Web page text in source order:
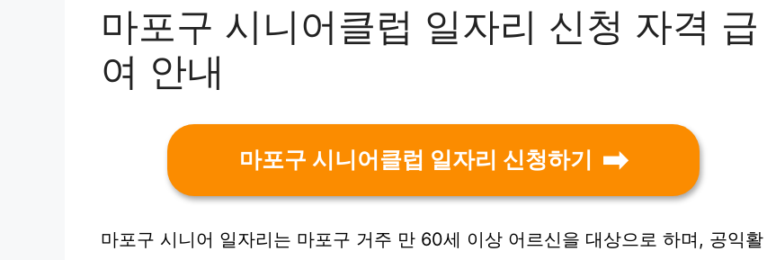
마포구 시니어클럽 일자리 신청 자격 급
여 안내
마포구 시니어클럽 일자리 신청하기
마포구 시니어 일자리는 마포구 거주 만 60세 이상 어르신을 대상으로 하며, 공익활